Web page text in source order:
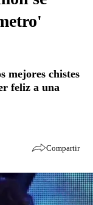
mejores chistes
feliz a una
Compartir